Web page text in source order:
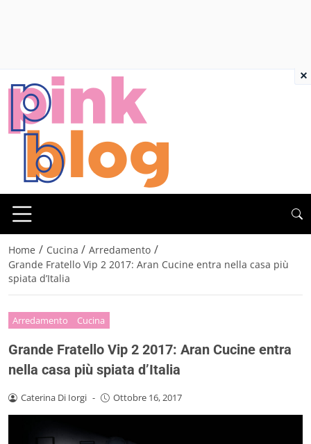
Home / Cucina / Arredamento /
Grande Fratello Vip 2 2017: Aran Cucine entra nella casa più
spiata d’Italia
Arredamento Cucina
Grande Fratello Vip 2 2017: Aran Cucine entra
nella casa più spiata d’Italia
Caterina Di Iorgi - Ottobre 16, 2017
×